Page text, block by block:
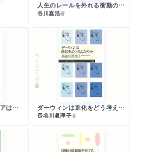
人生のレールを外れる衝動のみつけかた
谷川嘉浩著
「とりあえず」でキャリアは決まる
ちくまプリマー新書
ダーウィンは進化をどう考えたのか
長谷川眞理子著